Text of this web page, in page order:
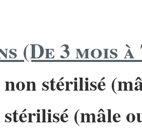
(De 3 mois à
stérilisé
(mâle